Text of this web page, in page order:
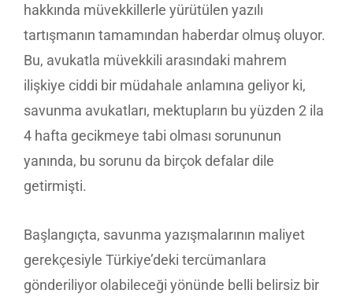
hakkında müvekkillerle yürütülen yazılı
tartışmanın tamamından haberdar olmuş oluyor.
Bu, avukatla müvekkili arasındaki mahrem
ilişkiye ciddi bir müdahale anlamına geliyor ki,
savunma avukatları, mektupların bu yüzden 2 ila
4 hafta gecikmeye tabi olması sorununun
yanında, bu sorunu da birçok defalar dile
getirmişti.
Başlangıçta, savunma yazışmalarının maliyet
gerekçesiyle Türkiye’deki tercümanlara
gönderiliyor olabileceği yönünde belli belirsiz bir